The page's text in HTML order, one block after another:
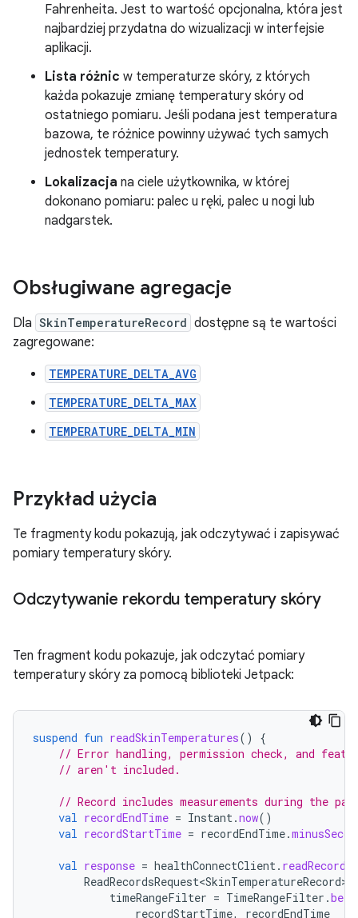
Fahrenheita. Jest to wartość opcjonalna, która jest
najbardziej przydatna do wizualizacji w interfejsie
aplikacji.
Lista różnic w temperaturze skóry, z których
każda pokazuje zmianę temperatury skóry od
ostatniego pomiaru. Jeśli podana jest temperatura
bazowa, te różnice powinny używać tych samych
jednostek temperatury.
Lokalizacja na ciele użytkownika, w której
dokonano pomiaru: palec u ręki, palec u nogi lub
nadgarstek.
Obsługiwane agregacje
Dla SkinTemperatureRecord dostępne są te wartości
zagregowane:
TEMPERATURE_DELTA_AVG
TEMPERATURE_DELTA_MAX
TEMPERATURE_DELTA_MIN
Przykład użycia
Te fragmenty kodu pokazują, jak odczytywać i zapisywać
pomiary temperatury skóry.
Odczytywanie rekordu temperatury skóry
Ten fragment kodu pokazuje, jak odczytać pomiary
temperatury skóry za pomocą biblioteki Jetpack:
suspend fun readSkinTemperatures()
{
// Error handling, permission check, and
// aren't included.
// Record includes measurements during the
val recordEndTime = Instant.now()
val recordStartTime = recordEndTime.
val response = healthConnectClient. readRecords
ReadRecordsRequest<SkinTemperatureRecord>
timeRangeFilter = TimeRangeFilter .
recordStartTime, recordEndTime